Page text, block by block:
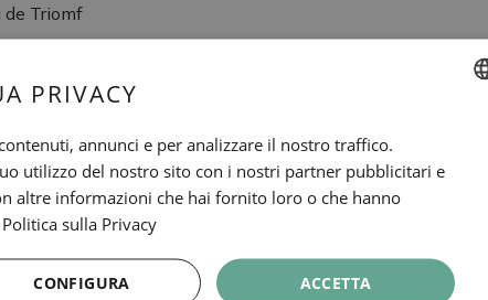
de Triomf
TAPAS ENGLISH
FRENCH
PRIVACY
annunci e per analizzare il nostro traffico.
utilizzo del nostro sito con i nostri partner pubblicitari e
altre informazioni che hai fornito loro o che hanno
Politica sulla Privacy
ACCETTA
CONFIGURA